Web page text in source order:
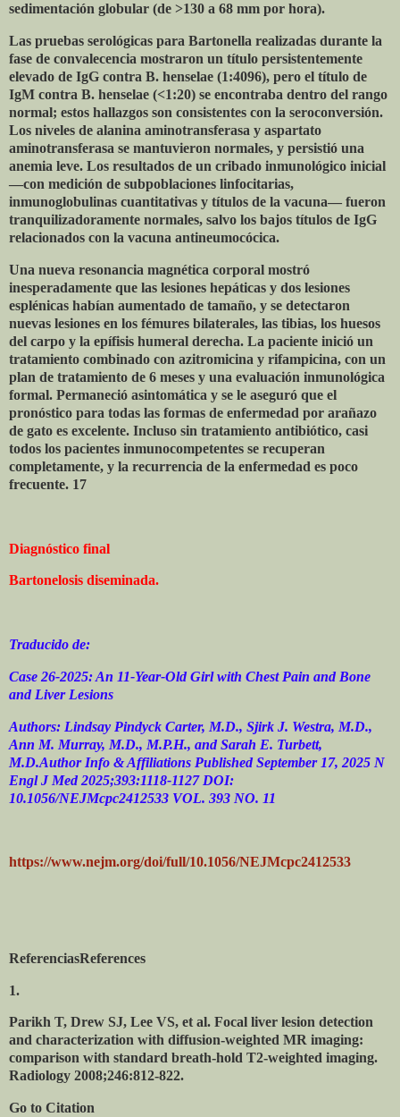
sedimentación globular (de >130 a 68 mm por hora).
Las pruebas serológicas para Bartonella realizadas durante la
fase de convalecencia mostraron un título persistentemente
elevado de IgG contra B. henselae (1:4096), pero el título de
IgM contra B. henselae (<1:20) se encontraba dentro del rango
normal; estos hallazgos son consistentes con la seroconversión.
Los niveles de alanina aminotransferasa y aspartato
aminotransferasa se mantuvieron normales, y persistió una
anemia leve. Los resultados de un cribado inmunológico inicial
—con medición de subpoblaciones linfocitarias,
inmunoglobulinas cuantitativas y títulos de la vacuna— fueron
tranquilizadoramente normales, salvo los bajos títulos de IgG
relacionados con la vacuna antineumocócica.
Una nueva resonancia magnética corporal mostró
inesperadamente que las lesiones hepáticas y dos lesiones
esplénicas habían aumentado de tamaño, y se detectaron
nuevas lesiones en los fémures bilaterales, las tibias, los huesos
del carpo y la epífisis humeral derecha. La paciente inició un
tratamiento combinado con azitromicina y rifampicina, con un
plan de tratamiento de 6 meses y una evaluación inmunológica
formal. Permaneció asintomática y se le aseguró que el
pronóstico para todas las formas de enfermedad por arañazo
de gato es excelente. Incluso sin tratamiento antibiótico, casi
todos los pacientes inmunocompetentes se recuperan
completamente, y la recurrencia de la enfermedad es poco
frecuente. 17
Diagnóstico final
Bartonelosis diseminada.
Traducido de:
Case 26-2025: An 11-Year-Old Girl with Chest Pain and Bone
and Liver Lesions
Authors: Lindsay Pindyck Carter, M.D., Sjirk J. Westra, M.D.,
Ann M. Murray, M.D., M.P.H., and Sarah E. Turbett,
M.D.Author Info & Affiliations Published September 17, 2025 N
Engl J Med 2025;393:1118-1127 DOI:
10.1056/NEJMcpc2412533 VOL. 393 NO. 11
https://www.nejm.org/doi/full/10.1056/NEJMcpc2412533
ReferenciasReferences
1.
Parikh T, Drew SJ, Lee VS, et al. Focal liver lesion detection
and characterization with diffusion-weighted MR imaging:
comparison with standard breath-hold T2-weighted imaging.
Radiology 2008;246:812-822.
Go to Citation